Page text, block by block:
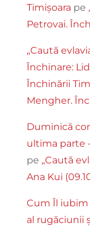
Timișoara pe
Petrovai.
„Caută
Închinare:
Închinării
Mengher.
Duminică
ultima parte
pe „Caută
Ana Kui
Cum Îl iubim
al rugăciunii